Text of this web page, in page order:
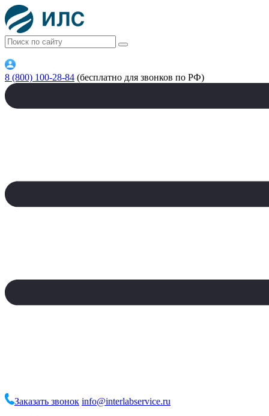
8 (800) 100-28-84 (бесплатно для звонков по РФ)
Заказать звонок info@interlabservice.ru